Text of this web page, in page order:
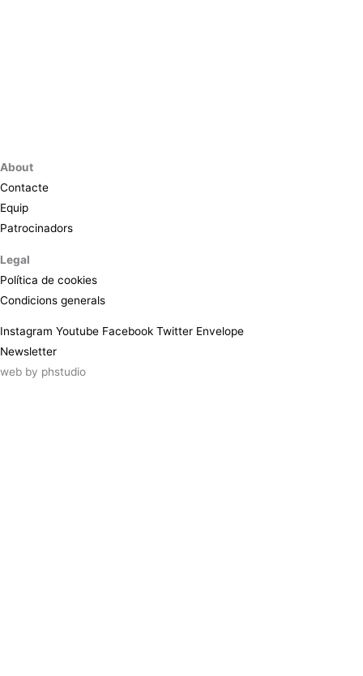
About
Contacte
Equip
Patrocinadors
Legal
Política de cookies
Condicions generals
Instagram Youtube Facebook Twitter Envelope
Newsletter
web by phstudio